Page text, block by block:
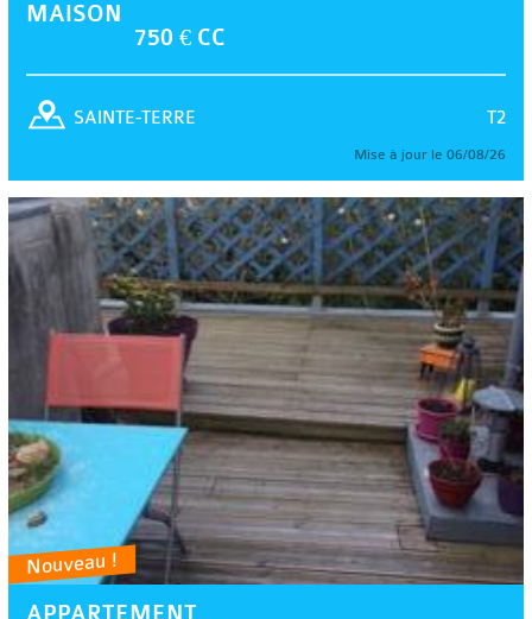
MAISON
750 € CC
T2
SAINTE-TERRE
Mise à jour le 06/08/26
Nouveau !
APPARTEMENT